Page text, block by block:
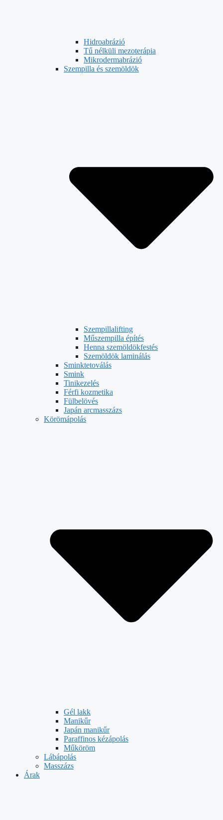
Hidroabrázió
Tű nélküli mezoterápia
Mikrodermabrázió
Szempilla és szemöldök
Szempillalifting
Műszempilla építés
Henna szemöldökfestés
Szemöldök laminálás
Sminktetoválás
Smink
Tinikezelés
Férfi kozmetika
Fülbelövés
Japán arcmasszázs
Körömápolás
Gél lakk
Manikűr
Japán manikűr
Paraffinos kézápolás
Műköröm
Lábápolás
Masszázs
Árak